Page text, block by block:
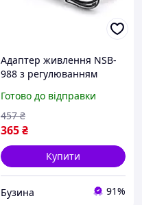
Адаптер живлення NSB-
988 з регулюванням
штекер 5.52.1 jack2.5 LED
індикація buzyna
Готово до відправки
365₴
457 ₴
Купити
Бузина 91%